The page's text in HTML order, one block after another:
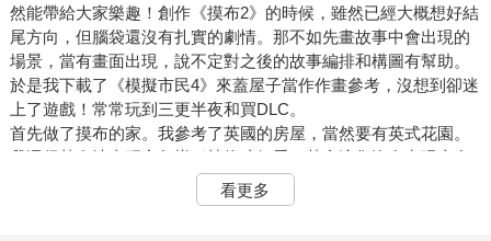
然能帶給大家樂趣！創作《摸布2》的時候，雖然已經大概想好結
尾方向，但腦袋還沒有扎實的劇情。那不如先畫故事中會出現的
場景，當有畫面出現，說不定對之後的故事編排和構圖有幫助。
於是我下載了《模擬市民4》來蓋屋子當作作畫參考，沒想到卻迷
上了遊戲！常常玩到三更半夜和買DLC。
首先做了摸布的家。我參考了英國的房屋，當然要有英式花園。
我還很熱血地去研究怎樣種植物才好看。其實這集沒有出現太多
屋子的圖畫，但還是很用心地蓋了房子和裝潢室內，也有在遊戲
裡用有限的素材蓋了保羅的麵包店和烘焙室。雖然畫了設定，但
看更多